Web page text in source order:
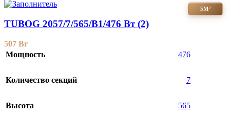
5М²
TUBOG 2057/7/565/B1/476 Вт (2)
507 Br
Мощность
476
Количество секций 7
Высота 565